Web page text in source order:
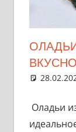
Оладьи